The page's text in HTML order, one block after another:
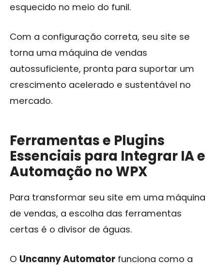
esquecido no meio do funil.
Com a configuração correta, seu site se
torna uma máquina de vendas
autossuficiente, pronta para suportar um
crescimento acelerado e sustentável no
mercado.
Ferramentas e Plugins
Essenciais para Integrar IA e
Automação no WPX
Para transformar seu site em uma máquina
de vendas, a escolha das ferramentas
certas é o divisor de águas.
O Uncanny Automator funciona como a